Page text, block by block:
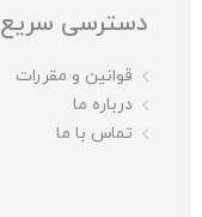
دسترسی سریع
قوانین و مقررات
درباره ما
تماس با ما